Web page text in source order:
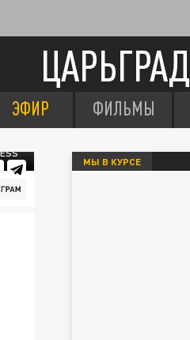
ЦАРЬГРАД
ЭФИР ФИЛЬМЫ
МЫ В КУРСЕ